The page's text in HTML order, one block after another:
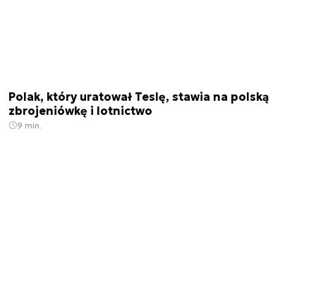
Polak, który uratował Teslę, stawia na polską
zbrojeniówkę i lotnictwo
9 min.